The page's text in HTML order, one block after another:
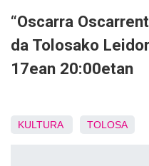
“Oscarra
da Tolosako
17ean 20:00etan
KULTURA TOLOSA